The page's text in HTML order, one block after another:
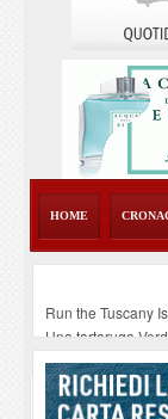
HOME
Run the Tuscany
Una tartaruga
Furgone in
Campo: chiusura
A Carpani si apre